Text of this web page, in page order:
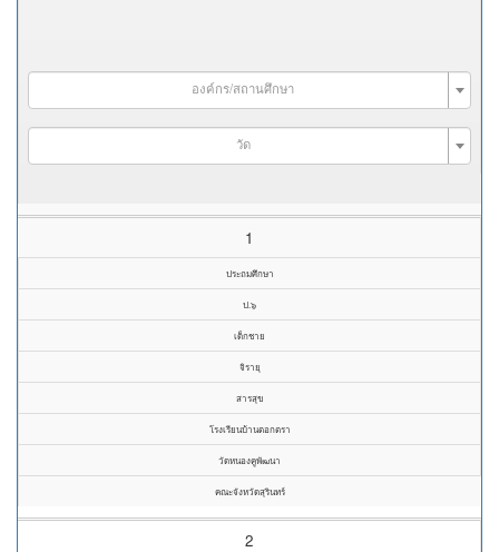
องค์กร/สถานศึกษา
วัด
1
ประถมศึกษา
ป.๖
เด็กชาย
จิรายุ
สารสุข
โรงเรียนบ้านตอกตรา
วัดหนองคูพัฒนา
คณะจังหวัดสุรินทร์
2